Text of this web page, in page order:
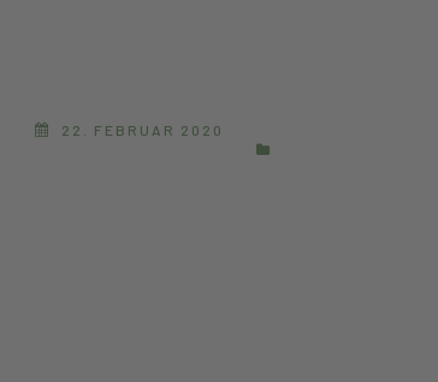
22. FEBRUAR 2020